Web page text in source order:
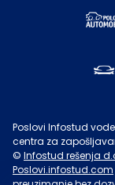
Poslovi Infostud
centra za
© Infostud rešenja
Poslovi.infostud.com